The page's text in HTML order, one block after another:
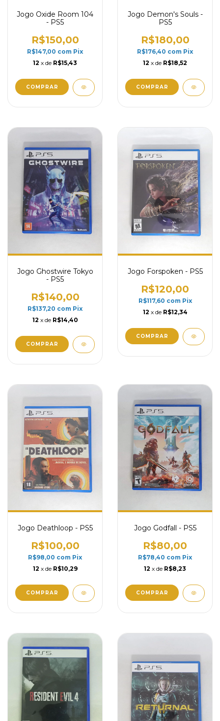
Jogo Oxide Room 104
- PS5
R$150,00
R$147,00 com Pix
12 x de R$15,43
Jogo Demon's Souls -
PS5
R$180,00
R$176,40 com Pix
12 x de R$18,52
Jogo Ghostwire Tokyo
- PS5
R$140,00
R$137,20 com Pix
12 x de R$14,40
Jogo Forspoken - PS5
R$120,00
R$117,60 com Pix
12 x de R$12,34
Jogo Deathloop - PS5
R$100,00
R$98,00 com Pix
12 x de R$10,29
Jogo Godfall - PS5
R$80,00
R$78,40 com Pix
12 x de R$8,23